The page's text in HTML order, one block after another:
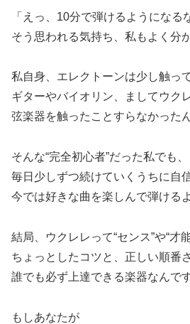
「えっ、10分で弾けるようになる
そう思われる気持ち、私もよく分
私自身、エレクトーンは少し触っ
ギターやバイオリン、ましてウク
弦楽器を触ったことすらなかった
そんな“完全初心者”だった私でも、
毎日少しずつ続けていくうちに自
今では好きな曲を楽しんで弾ける
結局、ウクレレって“センス”や“才
ちょっとしたコツと、正しい順番
誰でも必ず上達できる楽器なんです
もしあなたが